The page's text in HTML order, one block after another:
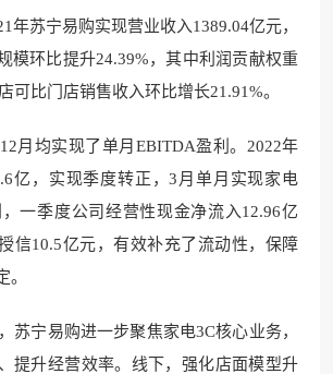
苏宁易购实现营业收入1389.04亿元，
模环比提升24.39%，其中利润贡献权重
可比门店销售收入环比增长21.91%。
均实现了单月EBITDA盈利。2022年
亿，实现季度转正，3月单月实现家电
一季度公司经营性现金净流入12.96亿
信10.5亿元，有效补充了流动性，保障
。
宁易购进一步聚焦家电3C核心业务，
提升经营效率。线下，强化店面模型升